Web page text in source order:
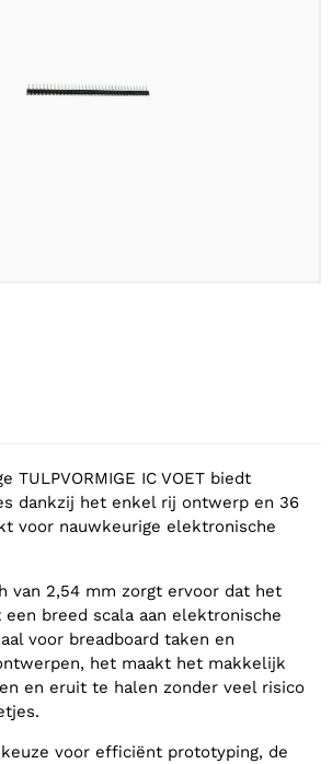
TULPVORMIGE IC VOET biedt
dankzij het enkel rij ontwerp en 36
voor nauwkeurige elektronische
van 2,54 mm zorgt ervoor dat het
breed scala aan elektronische
voor breadboard taken en
het maakt het makkelijk
en eruit te halen zonder veel risico
voor efficiënt prototyping, de